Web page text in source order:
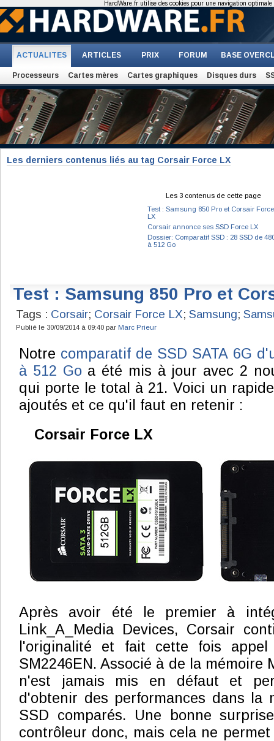
ACTUALITES ARTICLES PRIX FORUM BASE
Processeurs Cartes mères Cartes graphiques Disques durs
Les derniers contenus liés au tag Corsair Force LX
Les 3 contenus de cette page
Test : Samsung 850 Pro et Corsair Force
LX
Corsair annonce ses SSD Force LX
Dossier: Comparatif SSD : 28 SSD de
à 512 Go
Test : Samsung 850 Pro et
Tags : Corsair; Corsair Force LX; Samsung;
Publié le 30/09/2014 à 09:40 par Marc Prieur
Notre comparatif de SSD SATA 6G
à 512 Goa été mis à jour avec 2
qui porte le total à 21. Voici un
ajoutés et ce qu'il faut en retenir :
Corsair Force LX
Après avoir été le premier à
Link_A_Media Devices, Corsair
l'originalité et fait cette fois
SM2246EN. Associé à de la mémoire
n'est jamais mis en défaut et
d'obtenir des performances dans la
SSD comparés. Une bonne
contrôleur donc, mais cela ne
HardWare.fr utilise des cookies pour une navigation